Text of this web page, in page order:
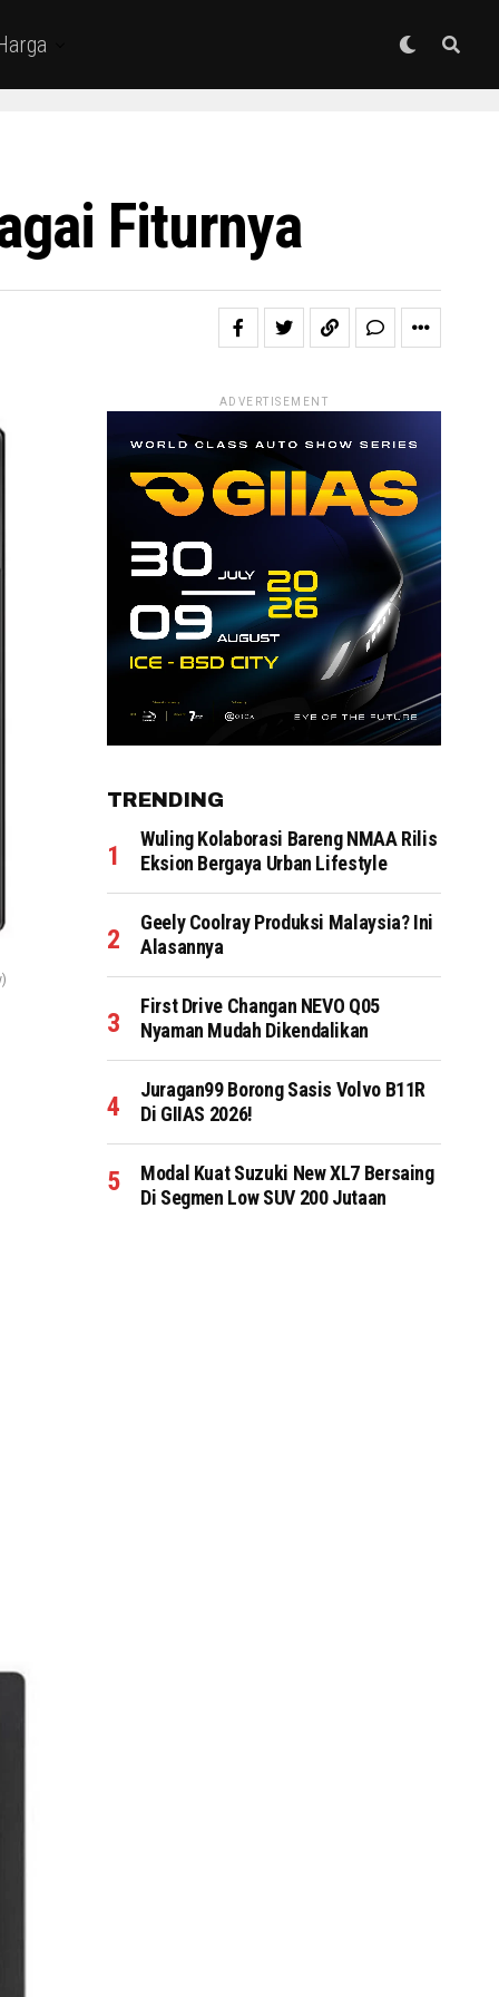
Fiturnya
ADVERTISEMENT
TRENDING
Wuling Kolaborasi Bareng NMAA Rilis
Eksion Bergaya Urban Lifestyle
Geely Coolray Produksi Malaysia? Ini
Alasannya
First Drive Changan NEVO Q05
Nyaman Mudah Dikendalikan
Juragan99 Borong Sasis Volvo B11R
Di GIIAS 2026!
Modal Kuat Suzuki New XL7 Bersaing
Di Segmen Low SUV 200 Jutaan